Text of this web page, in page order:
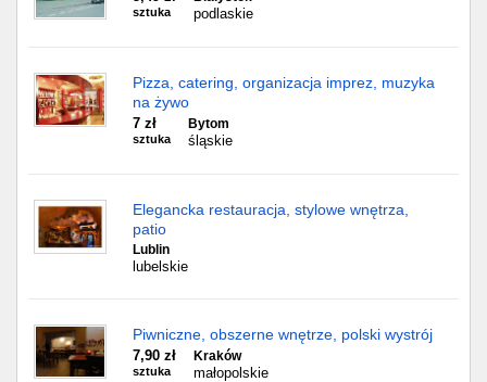
sztuka podlaskie
Pizza, catering, organizacja imprez, muzyka
na żywo
7 zł
sztuka
Bytom
śląskie
Elegancka restauracja, stylowe wnętrza,
patio
Lublin
lubelskie
Piwniczne, obszerne wnętrze, polski wystrój
7,90 zł
sztuka
Kraków
małopolskie